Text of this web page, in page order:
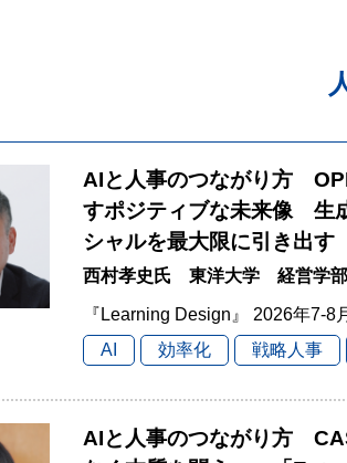
AIと人事のつながり方
すポジティブな未来像 生
シャルを最大限に引き出す
西村孝史氏 東洋大学 経営学
『Learning Design』 2026年7-8
AI
効率化 戦略人事
AIと人事のつながり方